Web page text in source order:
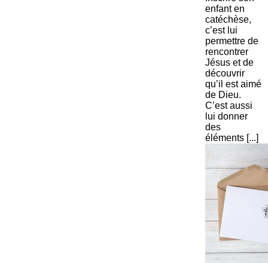
enfant en
catéchèse,
c’est lui
permettre de
rencontrer
Jésus et de
découvrir
qu’il est aimé
de Dieu.
C’est aussi
lui donner
des
éléments [...]